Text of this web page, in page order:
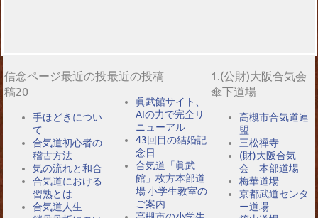
信念ページ最近の投
稿20
手ほどきについ
て
合気道初心者の
稽古方法
気の流れと和合
合気道における
習熟とは
合気道人生
最近の投稿
眞武館サイト、
AIの力で完全リ
ニューアル
43回目の結婚記
念日
合気道「眞武
館」枚方本部道
場 小学生教室の
ご案内
1.(公財)大阪合気会
傘下道場
高槻市合気道連
盟
三松禪寺
(財)大阪合気
会 本部道場
梅華道場
京都武道センタ
ー道場